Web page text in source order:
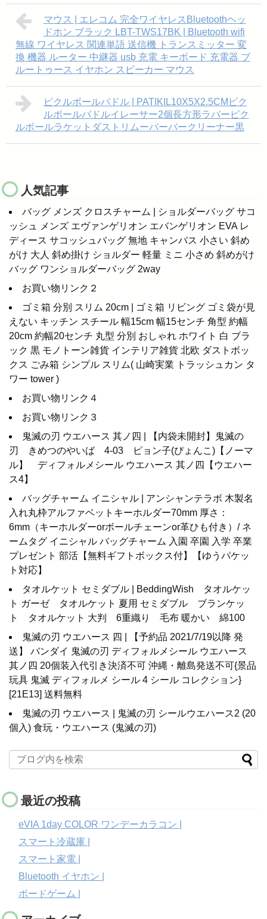
マウス | エレコム 完全ワイヤレスBluetoothヘッ
ドホン ブラック LBT-TWS17BK | Bluetooth wifi
無線 ワイヤレス 関連単語 送信機 トランスミッター 変
換 機器 ルーター 中継器 usb 充電 キーボード 充電器 ブ
ルートゥース イヤホン スピーカー マウス
ピクルボールパドル | PATIKIL10X5X2.5CMピク
ルボールパドルイレーサー2個長方形ラバーピク
ルボールラケットダストリムーバーバークリーナー黒
人気記事
バッグ メンズ クロスチャーム | ショルダーバッグ サコ
ッシュ メンズ エヴァンゲリオン エバンゲリオン EVA レ
ディース サコッシュバッグ 無地 キャンバス 小さい 斜め
がけ 大人 斜め掛け ショルダー 軽量 ミニ 小さめ 斜めがけ
バッグ ワンショルダーバッグ 2way
お買い物リンク２
ゴミ箱 分別 スリム 20cm | ゴミ箱 リビング ゴミ袋が見
えない キッチン スチール 幅15cm 幅15センチ 角型 約幅
20cm 約幅20センチ 丸型 分別 おしゃれ ホワイト 白 ブラ
ック 黒 モノトーン雑貨 インテリア雑貨 北欧 ダストボッ
クス ごみ箱 シンプル スリム( 山崎実業 トラッシュカン タ
ワー tower )
お買い物リンク４
お買い物リンク３
鬼滅の刃 ウエハース 其ノ四 | 【内袋未開封】鬼滅の
刃 きめつのやいば 4-03 ピョン子(ぴょんこ)【ノーマ
ル】 ディフォルメシール ウエハース 其ノ四【ウエハー
ス4】
バッグチャーム イニシャル | アンシャンテラボ 木製名
入れ丸枠アルファベットキーホルダー70mm 厚さ：
6mm（キーホルダーorボールチェーンor革ひも付き）/ ネ
ームタグ イニシャル バッグチャーム 入園 卒園 入学 卒業
プレゼント 部活【無料ギフトボックス付】【ゆうパケッ
ト対応】
タオルケット セミダブル | BeddingWish タオルケッ
ト ガーゼ タオルケット 夏用 セミダブル ブランケッ
ト タオルケット 大判 6重織り 毛布 暖かい 綿100
鬼滅の刃 ウエハース 四 | 【予約品 2021/7/19以降 発
送】 バンダイ 鬼滅の刃 ディフォルメシール ウエハース
其ノ四 20個装入代引き決済不可 沖縄・離島発送不可{景品
玩具 鬼滅 ディフォルメ シール 4 シール コレクション}
[21E13] 送料無料
鬼滅の刃 ウエハース | 鬼滅の刃 シールウエハース2 (20
個入) 食玩・ウエハース (鬼滅の刃)
最近の投稿
eVIA 1day COLOR ワンデーカラコン |
スマート冷蔵庫 |
スマート家電 |
Bluetooth イヤホン |
ボードゲーム |